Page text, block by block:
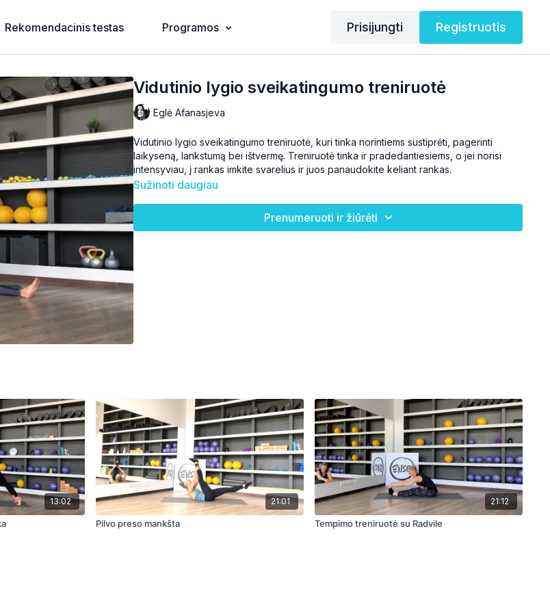
Rekomendacinis testas Programos Prisijungti Registruotis
Vidutinio lygio sveikatingumo treniruotė
Eglė Afanasjeva
Vidutinio lygio sveikatingumo treniruotė, kuri tinka norintiems sustiprėti, pagerinti
laikyseną, lankstumą bei ištvermę. Treniruotė tinka ir pradedantiesiems, o jei norisi
intensyviau, į rankas imkite svarelius ir juos panaudokite keliant rankas.
Sužinoti daugiau
Prenumeruoti ir žiūrėti
13:02 21:01
Pilvo preso mankšta
21:12
Tempimo treniruotė su Radvile